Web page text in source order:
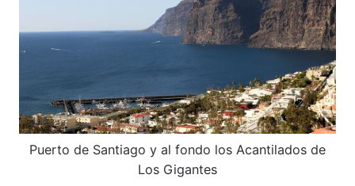
Puerto de Santiago y al fondo los Acantilados de
Los Gigantes